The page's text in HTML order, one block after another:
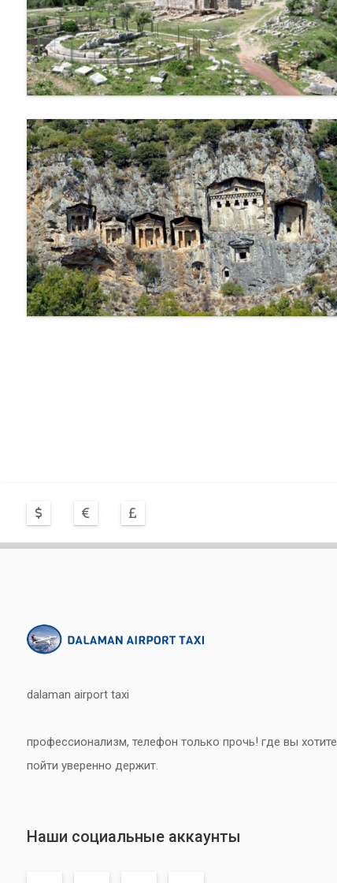
dalaman airport taxi
профессионализм, телефон только прочь! где вы хотите
пойти уверенно держит.
Наши социальные аккаунты